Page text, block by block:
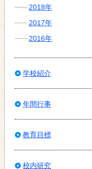
2018年
2017年
2016年
学校紹介
年間行事
教育目標
校内研究